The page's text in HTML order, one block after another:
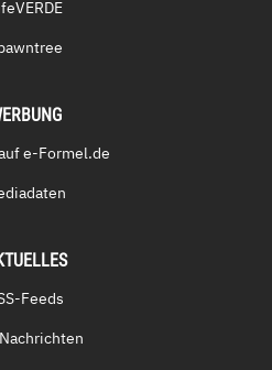
e-Formel.de
Feeds